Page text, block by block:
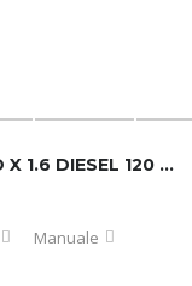
OPEL GRANDLAND X 1.6 DIESEL 120 CV LAUNCH EDITION
Manuale